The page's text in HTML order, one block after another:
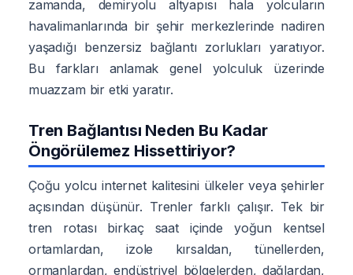
zamanda, demiryolu altyapısı hala yolcuların
havalimanlarında bir şehir merkezlerinde nadiren
yaşadığı benzersiz bağlantı zorlukları yaratıyor.
Bu farkları anlamak genel yolculuk üzerinde
muazzam bir etki yaratır.
Tren Bağlantısı Neden Bu Kadar
Öngörülemez Hissettiriyor?
Çoğu yolcu internet kalitesini ülkeler veya şehirler
açısından düşünür. Trenler farklı çalışır. Tek bir
tren rotası birkaç saat içinde yoğun kentsel
ortamlardan, izole kırsaldan, tünellerden,
ormanlardan, endüstriyel bölgelerden, dağlardan,